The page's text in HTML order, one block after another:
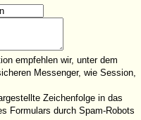
empfehlen wir, unter dem
Messenger, wie Session,
Zeichenfolge in das
Formulars durch Spam-Robots